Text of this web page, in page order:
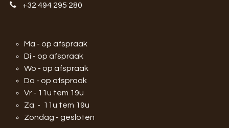
+32 494 295 280
Ma - op afspraak
Di - op afspraak
Wo - op afspraak
Do - op afspraak
Vr - 11u tem 19u
Za - 11u tem 19u
Zondag - gesloten